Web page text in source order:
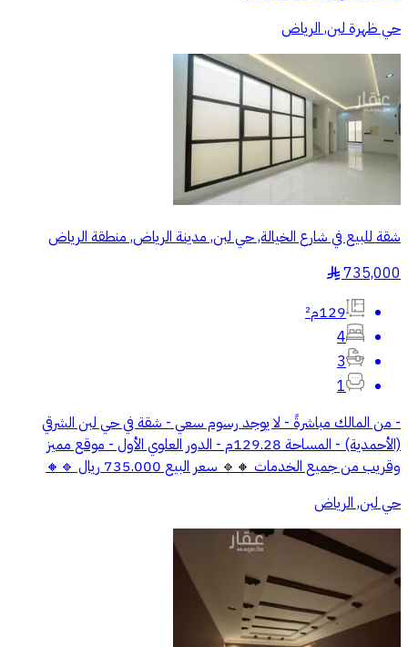
حي ظهرة لبن, الرياض
شقة للبيع في شارع الخيالة, حي لبن, مدينة الرياض, منطقة الرياض
735,000
§
129م²
4
3
1
- من المالك مباشرةً - لا يوجد رسوم سعي - شقة في حي لبن الشرقي
(الأحمدية) - المساحة 129.28م - الدور العلوي الأول - موقع مميز
وقريب من جميع الخدمات 🔸🔹 سعر البيع 735.000 ريال 🔹🔸
حي لبن, الرياض